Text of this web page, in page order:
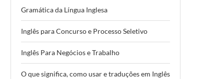
Gramática da Língua Inglesa
Inglês para Concurso e Processo Seletivo
Inglês Para Negócios e Trabalho
O que significa, como usar e traduções em Inglês